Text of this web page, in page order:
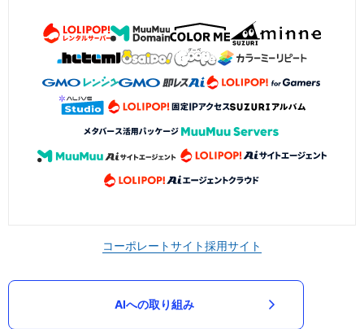
コーポレートサイト採用サイト
AIへの取り組み